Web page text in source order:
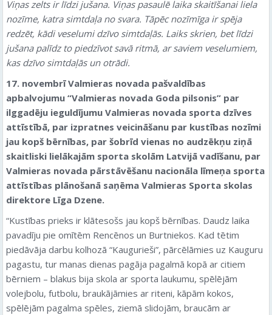
Viņas zelts ir līdzi jušana. Viņas pasaulē laika skaitīšanai liela
nozīme, katra simtdaļa no svara. Tāpēc nozīmīga ir spēja
redzēt, kādi veselumi dzīvo simtdaļās. Laiks skrien, bet līdzi
jušana palīdz to piedzīvot savā ritmā, ar saviem veselumiem,
kas dzīvo simtdaļās un otrādi.
17. novembrī Valmieras novada pašvaldības
apbalvojumu “Valmieras novada Goda pilsonis” par
ilggadēju ieguldījumu Valmieras novada sporta dzīves
attīstībā, par izpratnes veicināšanu par kustības nozīmi
jau kopš bērnības, par šobrīd vienas no audzēkņu ziņā
skaitliski lielākajām sporta skolām Latvijā vadīšanu, par
Valmieras novada pārstāvēšanu nacionāla līmeņa sporta
attīstības plānošanā saņēma Valmieras Sporta skolas
direktore Līga Dzene.
“Kustības prieks ir klātesošs jau kopš bērnības. Daudz laika
pavadīju pie omītēm Rencēnos un Burtniekos. Kad tētim
piedāvāja darbu kolhozā “Kaugurieši”, pārcēlāmies uz Kauguru
pagastu, tur manas dienas pagāja pagalmā kopā ar citiem
bērniem – blakus bija skola ar sporta laukumu, spēlējām
volejbolu, futbolu, braukājāmies ar riteni, kāpām kokos,
spēlējām pagalma spēles, ziemā slidojām, braucām ar